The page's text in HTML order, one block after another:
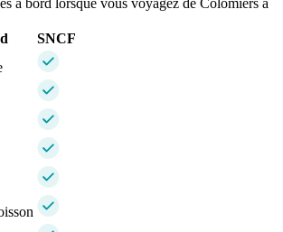
à bord lorsque vous voyagez de Colomiers à
SNCF